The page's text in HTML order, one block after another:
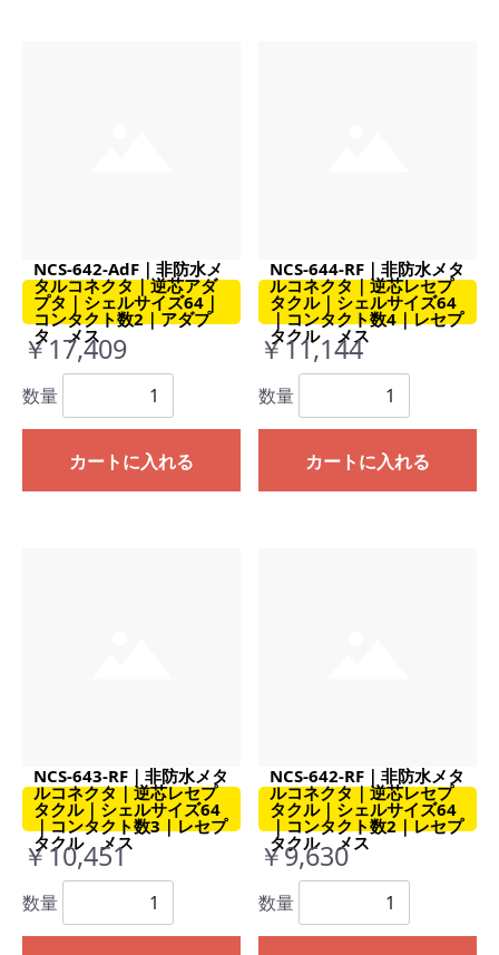
NCS-642-AdF｜非防水メ
タルコネクタ｜逆芯アダ
プタ｜シェルサイズ64｜
コンタクト数2｜アダプ
タ メス
￥17,409
数量
カートに入れる
NCS-644-RF｜非防水メタ
ルコネクタ｜逆芯レセプ
タクル｜シェルサイズ64
｜コンタクト数4｜レセプ
タクル メス
￥11,144
数量
カートに入れる
NCS-643-RF｜非防水メタ
ルコネクタ｜逆芯レセプ
タクル｜シェルサイズ64
｜コンタクト数3｜レセプ
タクル メス
￥10,451
数量
NCS-642-RF｜非防水メタ
ルコネクタ｜逆芯レセプ
タクル｜シェルサイズ64
｜コンタクト数2｜レセプ
タクル メス
￥9,630
数量